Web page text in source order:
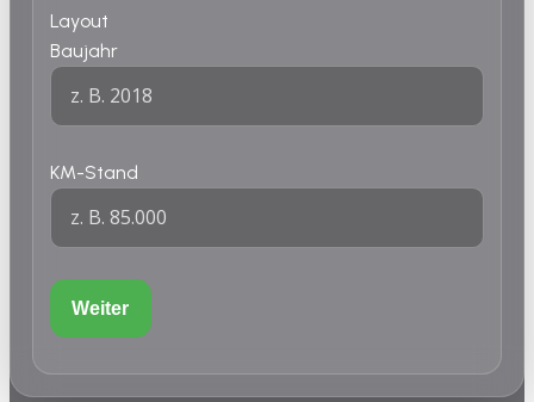
Layout
Baujahr
KM-Stand
Weiter